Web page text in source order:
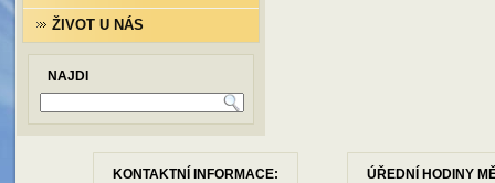
ŽIVOT U NÁS
NAJDI
KONTAKTNÍ INFORMACE: ÚŘEDNÍ HODINY